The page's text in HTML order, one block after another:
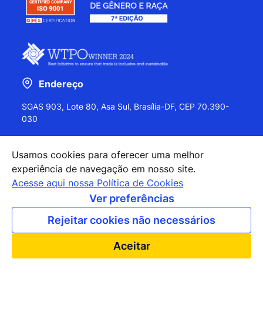
Endereço
SGAS 903, Lote 80, Asa Sul, Brasília-DF, CEP 70.390-
030
+55 (61) 2027-0202
+55 (61) 2027-0203
apexbrasil@apexbrasil.com.br
Nossos escritórios pelo mundo
Usamos cookies para oferecer uma melhor
experiência de navegação em nosso site.
Acesse aqui nossa Política de Cookies
Ver preferências
Rejeitar cookies não necessários
Aceitar